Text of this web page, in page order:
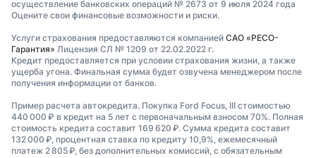
осуществление банковских операций № 2673 от 9 июля 2024 года
Оцените свои финансовые возможности и риски.
Услуги страхования предоставляются компанией САО «РЕСО-
Гарантия» Лицензия СЛ № 1209 от 22.02.2022 г.
Кредит предоставляется при условии страхования жизни, а также
ущерба угона. Финальная сумма будет озвучена менеджером после
получения информации от банков.
Пример расчета автокредита. Покупка Ford Focus, III стоимостью
440 000 ₽ в кредит на 5 лет с первоначальным взносом 70%. Полная
стоимость кредита составит 169 620 ₽. Сумма кредита составит
132 000 ₽, процентная ставка по кредиту 10,9%, ежемесячный
платеж 2 805 ₽, без дополнительных комиссий, с обязательным